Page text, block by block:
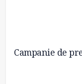
Campanie de